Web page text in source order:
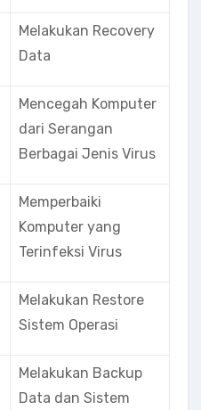
Melakukan Recovery
Data
Mencegah Komputer
dari Serangan
Berbagai Jenis Virus
Memperbaiki
Komputer yang
Terinfeksi Virus
Melakukan Restore
Sistem Operasi
Melakukan Backup
Data dan Sistem